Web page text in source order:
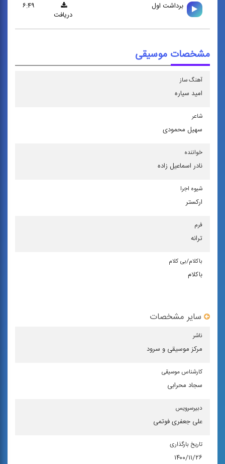
برداشت اول
۶:۴۹
دریافت
مشخصات موسیقی
آهنگ ساز
امید سیاره
شاعر
سهیل محمودی
خواننده
نادر اسماعیل‌ زاده
شیوه اجرا
اركستر
فرم
ترانه
باكلام/بی كلام
باکلام
سایر مشخصات
ناشر
مركز موسیقی و سرود
كارشناس موسیقی
سجاد محرابی
دبیرسرویس
علی جعفری فوتمی
تاریخ بارگذاری
۱۴۰۰/۱۱/۲۶